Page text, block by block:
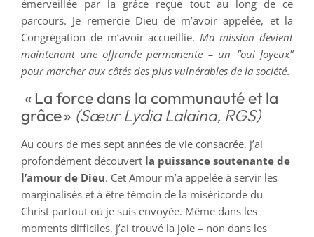
émerveillée par la grâce reçue tout au long de ce
parcours. Je remercie Dieu de m’avoir appelée, et la
Congrégation de m’avoir accueillie. Ma mission devient
maintenant une offrande permanente – un ”oui Joyeux”
pour marcher aux côtés des plus vulnérables de la société.
« La force dans la communauté et la
grâce » (Sœur Lydia Lalaina, RGS)
Au cours de mes sept années de vie consacrée, j’ai
profondément découvert la puissance soutenante de
l’amour de Dieu. Cet Amour m’a appelée à servir les
marginalisés et à être témoin de la miséricorde du
Christ partout où je suis envoyée. Même dans les
moments difficiles, j’ai trouvé la joie – non dans les